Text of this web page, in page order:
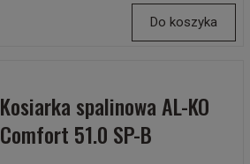
Do koszyka
Kosiarka spalinowa AL-KO
Comfort 51.0 SP-B